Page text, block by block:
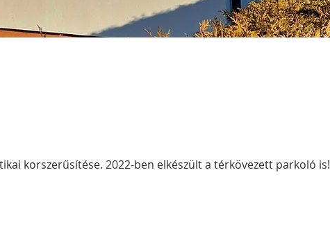
korszerűsítése. 2022-ben elkészült a térkövezett parkoló is!